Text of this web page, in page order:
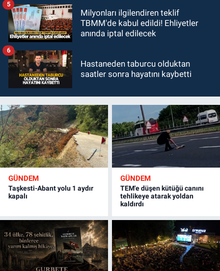
Milyonları ilgilendiren teklif
TBMM'de kabul edildi! Ehliyetler
anında iptal edilecek
5
Hastaneden taburcu olduktan
saatler sonra hayatını kaybetti
6
GÜNDEM
Taşkesti-Abant yolu 1 aydır
kapalı
GÜNDEM
TEM'e düşen kütüğü canını
tehlikeye atarak yoldan
kaldırdı